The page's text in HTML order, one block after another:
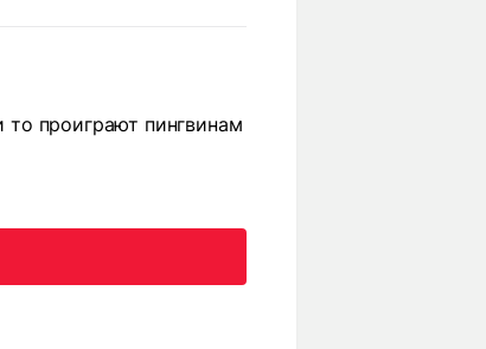
то проиграют пингвинам